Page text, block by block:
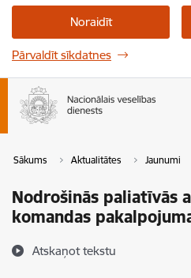
Noraidīt
Pārvaldīt sīkdatnes
Sākums Aktualitātes Jaunumi
Nodrošinās paliatīvās
komandas
Atskaņot tekstu